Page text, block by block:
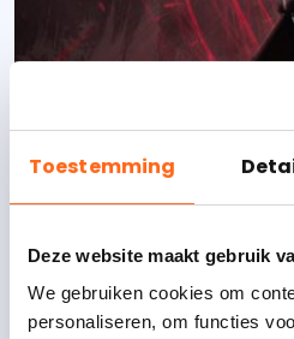
Toestemming
Deze website maakt gebruik
We gebruiken cookies om
personaliseren, om functies